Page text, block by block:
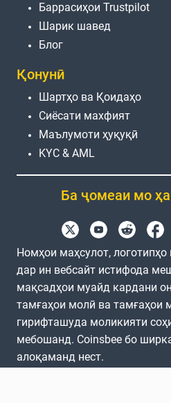
Баррасиҳои Trustpilot
Шарик шавед
Блог
Қонунӣ
Шартҳо ва Қоидаҳо
Сиёсати махфият
Маълумоти ҳуқуқӣ
KYC & AML
Ба ҷомеаи мо
Номҳои маҳсулот,
дар ин вебсайт истифода
мақсадҳои муайд кардани
тамғаҳои молӣ ва тамғаҳои
гирифташуда моликияти
мебошанд. Coinsbee бо
алоқаманд нест.